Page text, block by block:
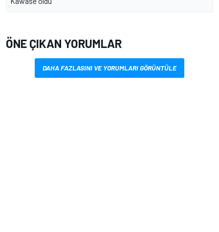
ÖNE ÇIKAN YORUMLAR
DAHA FAZLASINI VE YORUMLARI GÖRÜNTÜLE